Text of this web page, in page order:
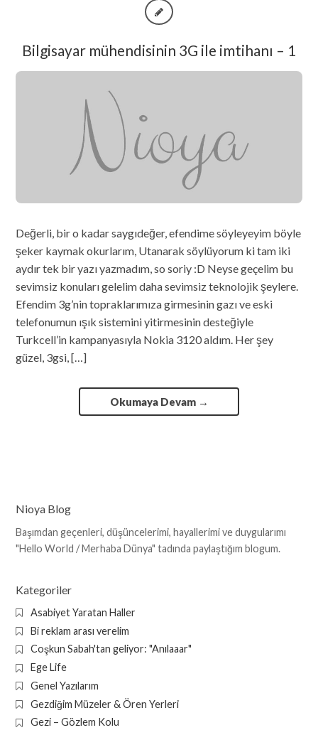
Bilgisayar mühendisinin 3G ile imtihanı – 1
Değerli, bir o kadar saygıdeğer, efendime söyleyeyim böyle
şeker kaymak okurlarım, Utanarak söylüyorum ki tam iki
aydır tek bir yazı yazmadım, so soriy :D Neyse geçelim bu
sevimsiz konuları gelelim daha sevimsiz teknolojik şeylere.
Efendim 3g’nin topraklarımıza girmesinin gazı ve eski
telefonumun ışık sistemini yitirmesinin desteğiyle
Turkcell’in kampanyasıyla Nokia 3120 aldım. Her şey
güzel, 3gsi, […]
Okumaya Devam →
Nioya Blog
Başımdan geçenleri, düşüncelerimi, hayallerimi ve duygularımı
"Hello World / Merhaba Dünya" tadında paylaştığım blogum.
Kategoriler
Asabiyet Yaratan Haller
Bi reklam arası verelim
Coşkun Sabah'tan geliyor: "Anılaaar"
Ege Life
Genel Yazılarım
Gezdiğim Müzeler & Ören Yerleri
Gezi – Gözlem Kolu